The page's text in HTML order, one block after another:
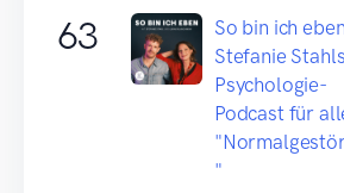
63
So bin ich
Stefanie Stahls
Psychologie-
Podcast für
"